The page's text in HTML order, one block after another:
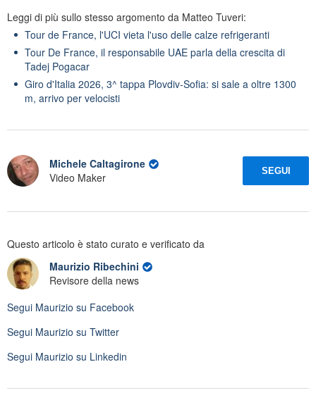
Leggi di più sullo stesso argomento da Matteo Tuveri:
Tour de France, l'UCI vieta l'uso delle calze refrigeranti
Tour De France, il responsabile UAE parla della crescita di
Tadej Pogacar
Giro d'Italia 2026, 3^ tappa Plovdiv-Sofia: si sale a oltre 1300
m, arrivo per velocisti
Michele Caltagirone
Video Maker
SEGUI
Questo articolo è stato curato e verificato da
Maurizio Ribechini
Revisore della news
Segui Maurizio su Facebook
Segui Maurizio su Twitter
Segui Maurizio su Linkedin